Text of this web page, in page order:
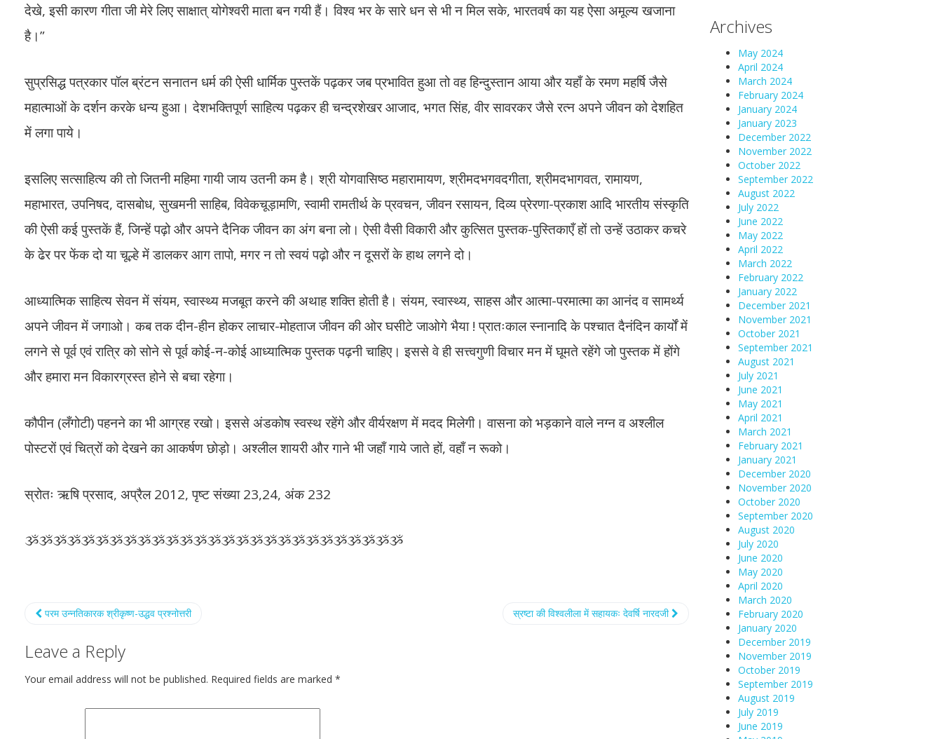
देखे, इसी कारण गीता जी मेरे लिए साक्षात् योगेश्वरी माता बन गयी हैं। विश्व भर के सारे धन से भी न मिल सके, भारतवर्ष का यह ऐसा अमूल्य खजाना
है।”
सुप्रसिद्ध पत्रकार पॉल ब्रंटन सनातन धर्म की ऐसी धार्मिक पुस्तकें पढ़कर जब प्रभावित हुआ तो वह हिन्दुस्तान आया और यहाँ के रमण महर्षि जैसे
महात्माओं के दर्शन करके धन्य हुआ। देशभक्तिपूर्ण साहित्य पढ़कर ही चन्द्रशेखर आजाद, भगत सिंह, वीर सावरकर जैसे रत्न अपने जीवन को देशहित
में लगा पाये।
इसलिए सत्साहित्य की तो जितनी महिमा गायी जाय उतनी कम है। श्री योगवासिष्ठ महारामायण, श्रीमदभगवदगीता, श्रीमदभागवत, रामायण,
महाभारत, उपनिषद, दासबोध, सुखमनी साहिब, विवेकचूड़ामणि, स्वामी रामतीर्थ के प्रवचन, जीवन रसायन, दिव्य प्रेरणा-प्रकाश आदि भारतीय संस्कृति
की ऐसी कई पुस्तकें हैं, जिन्हें पढ़ो और अपने दैनिक जीवन का अंग बना लो। ऐसी वैसी विकारी और कुत्सित पुस्तक-पुस्तिकाएँ हों तो उन्हें उठाकर कचरे
के ढेर पर फेंक दो या चूल्हे में डालकर आग तापो, मगर न तो स्वयं पढ़ो और न दूसरों के हाथ लगने दो।
आध्यात्मिक साहित्य सेवन में संयम, स्वास्थ्य मजबूत करने की अथाह शक्ति होती है। संयम, स्वास्थ्य, साहस और आत्मा-परमात्मा का आनंद व सामर्थ्य
अपने जीवन में जगाओ। कब तक दीन-हीन होकर लाचार-मोहताज जीवन की ओर घसीटे जाओगे भैया ! प्रातःकाल स्नानादि के पश्चात दैनंदिन कार्यों में
लगने से पूर्व एवं रात्रि को सोने से पूर्व कोई-न-कोई आध्यात्मिक पुस्तक पढ़नी चाहिए। इससे वे ही सत्त्वगुणी विचार मन में घूमते रहेंगे जो पुस्तक में होंगे
और हमारा मन विकारग्रस्त होने से बचा रहेगा।
कौपीन (लँगोटी) पहनने का भी आग्रह रखो। इससे अंडकोष स्वस्थ रहेंगे और वीर्यरक्षण में मदद मिलेगी। वासना को भड़काने वाले नग्न व अश्लील
पोस्टरों एवं चित्रों को देखने का आकर्षण छोड़ो। अश्लील शायरी और गाने भी जहाँ गाये जाते हों, वहाँ न रूको।
स्रोतः ऋषि प्रसाद, अप्रैल 2012, पृष्ट संख्या 23,24, अंक 232
ૐૐૐૐૐૐૐૐૐૐૐૐૐૐૐૐૐૐૐૐૐૐૐૐૐૐૐ
परम उन्नतिकारक श्रीकृष्ण-उद्धव प्रश्नोत्तरी स्रष्टा की विश्वलीला में सहायकः देवर्षि नारदजी
Leave a Reply
Your email address will not be published. Required fields are marked *
Archives
May 2024
April 2024
March 2024
February 2024
January 2024
January 2023
December 2022
November 2022
October 2022
September 2022
August 2022
July 2022
June 2022
May 2022
April 2022
March 2022
February 2022
January 2022
December 2021
November 2021
October 2021
September 2021
August 2021
July 2021
June 2021
May 2021
April 2021
March 2021
February 2021
January 2021
December 2020
November 2020
October 2020
September 2020
August 2020
July 2020
June 2020
May 2020
April 2020
March 2020
February 2020
January 2020
December 2019
November 2019
October 2019
September 2019
August 2019
July 2019
June 2019